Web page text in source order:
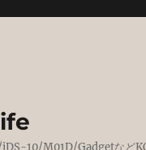
10/M01D/Gadgetなど